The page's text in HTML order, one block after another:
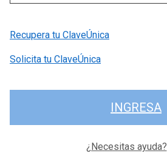
Recupera tu ClaveÚnica
Solicita tu ClaveÚnica
INGRESA
¿Necesitas ayuda?